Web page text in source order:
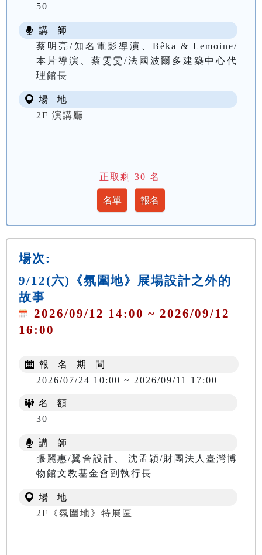
50
講 師
蔡明亮/知名電影導演、Bêka & Lemoine/
本片導演、蔡雯雯/法國波爾多建築中心代
理館長
場 地
2F 演講廳
正取剩 30 名
場次:
9/12(六)《氛圍地》展場設計之外的
故事
2026/09/12 14:00 ~ 2026/09/12
16:00
報 名 期 間
2026/07/24 10:00 ~ 2026/09/11 17:00
名 額
30
講 師
張麗惠/翼舍設計、 沈孟穎/財團法人臺灣博
物館文教基金會副執行長
場 地
2F《氛圍地》特展區